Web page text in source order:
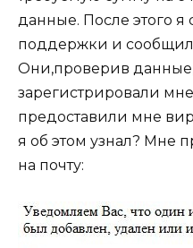
данные. После этого я
поддержки и сообщил
Они,проверив данные,
зарегистрировали
предоставили мне
я об этом узнал? Мне
на почту: